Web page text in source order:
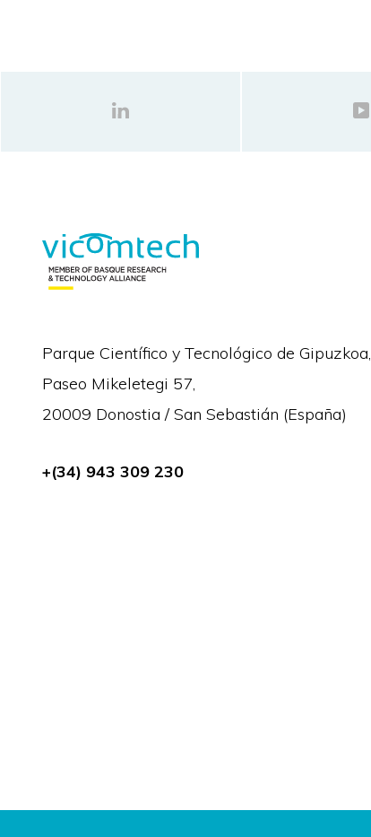
Parque Científico y Tecnológico de Gipuzkoa,
Paseo Mikeletegi 57,
20009 Donostia / San Sebastián (España)
+(34) 943 309 230